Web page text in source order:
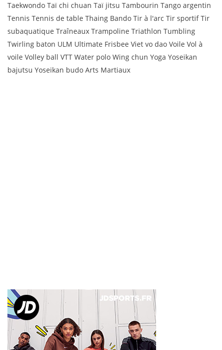
Taekwondo Taï chi chuan Taï jitsu Tambourin Tango argentin
Tennis Tennis de table Thaing Bando Tir à l'arc Tir sportif Tir
subaquatique Traîneaux Trampoline Triathlon Tumbling
Twirling baton ULM Ultimate Frisbee Viet vo dao Voile Vol à
voile Volley ball VTT Water polo Wing chun Yoga Yoseikan
bajutsu Yoseikan budo Arts Martiaux